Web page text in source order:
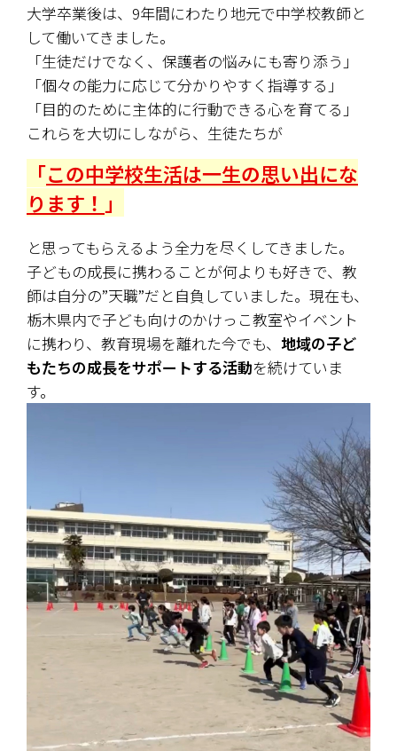
大学卒業後は、9年間にわたり地元で中学校教師と
して働いてきました。
「生徒だけでなく、保護者の悩みにも寄り添う」
「個々の能力に応じて分かりやすく指導する」
「目的のために主体的に行動できる心を育てる」
これらを大切にしながら、生徒たちが
「この中学校生活は一生の思い出にな
ります！ 」
と思ってもらえるよう全力を尽くしてきました。
子どもの成長に携わることが何よりも好きで、教
師は自分の”天職”だと自負していました。現在も、
栃木県内で子ども向けのかけっこ教室やイベント
に携わり、教育現場を離れた今でも、 地域の子ど
もたちの成長をサポートする活動を続けていま
す。